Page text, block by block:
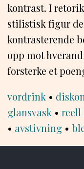
kontrast. I
stilistisk figur
kontrasterende
opp mot
forsterke et
vordrink •
glansvask • reell
• avstivning •